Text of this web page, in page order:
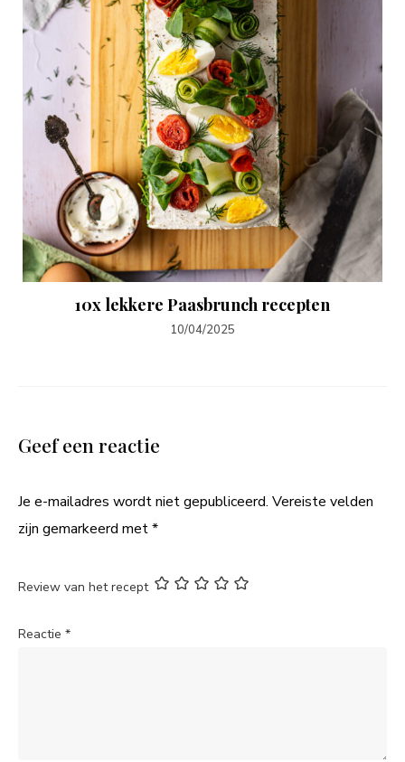
10x lekkere Paasbrunch recepten
10/04/2025
Geef een reactie
Je e-mailadres wordt niet gepubliceerd. Vereiste velden
zijn gemarkeerd met*
Review van het recept
Reactie *